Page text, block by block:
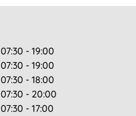
07:30 - 19:00
07:30 - 19:00
07:30 - 18:00
07:30 - 20:00
07:30 - 17:00